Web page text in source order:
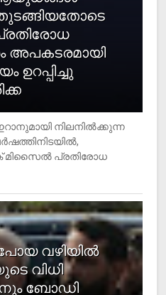
അപകടരമായി
ഉറപ്പിച്ചു
നിലനില്‍ക്കുന്ന
മിസൈല്‍ പ്രതിരോധ
വഴിയില്‍
വിധി
ബോഡി